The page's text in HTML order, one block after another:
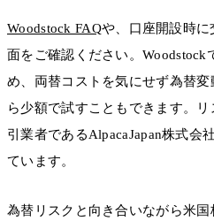
Woodstock FAQや、口座開設時
面をご確認ください。Woodstock
め、両替コストを気にせず為替
ら少額で試すこともできます。
引業者であるAlpacaJapan株式会
ています。
為替リスクと向き合いながら米